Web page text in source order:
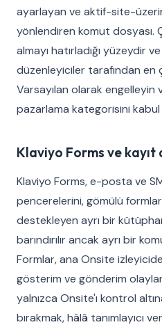
ayarlayan ve aktif-site-
yönlendiren komut dosyası.
almayı hatırladığı yüzeydir
düzenleyiciler tarafından en
Varsayılan olarak engelleyin
pazarlama kategorisini
Klaviyo Forms ve kayıt
Klaviyo Forms, e-posta ve
pencerelerini, gömülü
destekleyen ayrı bir
barındırılır ancak ayrı bir
Formlar, ana Onsite
gösterim ve gönderim
yalnızca Onsite'ı kontrol
bırakmak, hâlâ tanımlayıcı